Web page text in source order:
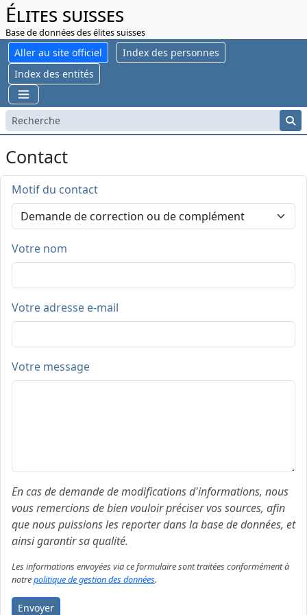
Élites suisses
Base de données des élites suisses
Aller au site officiel
Index des personnes
Index des entités
Contact
Motif du contact
Votre nom
Votre adresse e-mail
Votre message
En cas de demande de modifications d'informations, nous
vous remercions de bien vouloir préciser vos sources, afin
que nous puissions les reporter dans la base de données, et
ainsi garantir sa qualité.
Les informations envoyées via ce formulaire sont traitées conformément à
notrepolitique de gestion des données.
Envoyer